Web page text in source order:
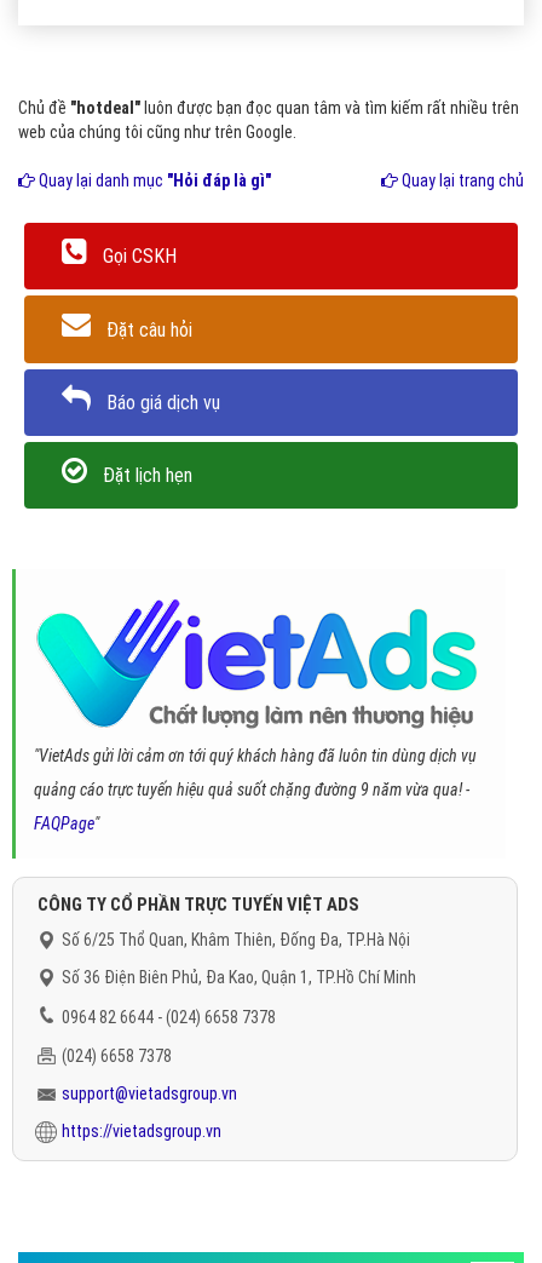
Chủ đề "hotdeal" luôn được bạn đọc quan tâm và tìm kiếm rất nhiều trên
web của chúng tôi cũng như trên Google.
Quay lại danh mục "Hỏi đáp là gì" Quay lại trang chủ
Gọi CSKH
Đặt câu hỏi
Báo giá dịch vụ
Đặt lịch hẹn
"VietAds gửi lời cảm ơn tới quý khách hàng đã luôn tin dùng dịch vụ
quảng cáo trực tuyến hiệu quả suốt chặng đường 9 năm vừa qua! -
FAQPage"
CÔNG TY CỔ PHẦN TRỰC TUYẾN VIỆT ADS
Số 6/25 Thổ Quan, Khâm Thiên, Đống Đa, TP.Hà Nội
Số 36 Điện Biên Phủ, Đa Kao, Quận 1, TP.Hồ Chí Minh
0964 82 6644 - (024) 6658 7378
(024) 6658 7378
support@vietadsgroup.vn
https://vietadsgroup.vn